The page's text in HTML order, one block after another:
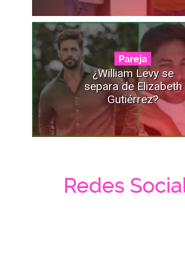
Pareja
¿William Levy se
separa de Elizabeth
Gutiérrez?
Redes